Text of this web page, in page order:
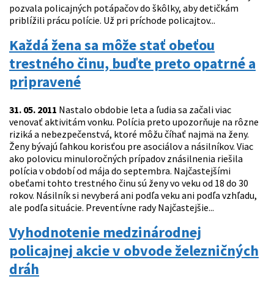
pozvala policajných potápačov do škôlky, aby detičkám
priblížili prácu polície. Už pri príchode policajtov...
Každá žena sa môže stať obeťou
trestného činu, buďte preto opatrné a
pripravené
31. 05. 2011 Nastalo obdobie leta a ľudia sa začali viac
venovať aktivitám vonku. Polícia preto upozorňuje na rôzne
riziká a nebezpečenstvá, ktoré môžu číhať najmä na ženy.
Ženy bývajú ľahkou korisťou pre asociálov a násilníkov. Viac
ako polovicu minuloročných prípadov znásilnenia riešila
polícia v období od mája do septembra. Najčastejšími
obeťami tohto trestného činu sú ženy vo veku od 18 do 30
rokov. Násilník si nevyberá ani podľa veku ani podľa vzhľadu,
ale podľa situácie. Preventívne rady Najčastejšie...
Vyhodnotenie medzinárodnej
policajnej akcie v obvode železničných
dráh